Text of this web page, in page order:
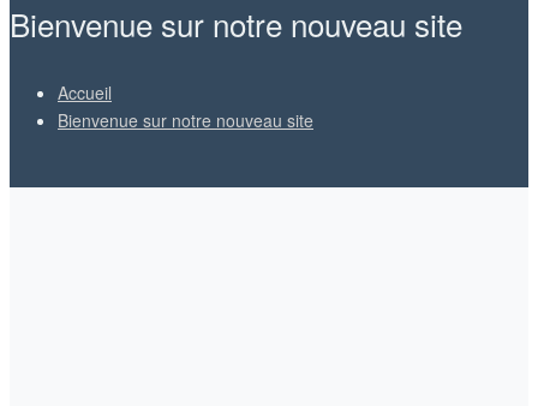
Bienvenue sur notre nouveau site
Accueil
Bienvenue sur notre nouveau site